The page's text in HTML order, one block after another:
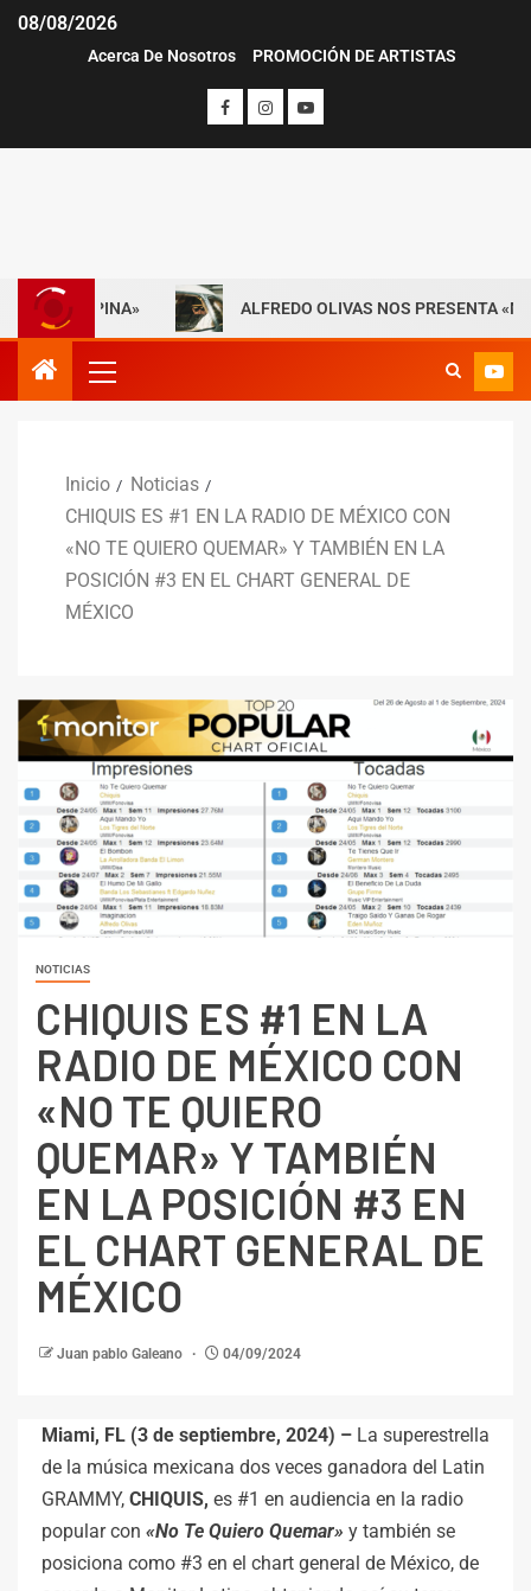
08/08/2026
Acerca De Nosotros PROMOCIÓN DE ARTISTAS
ESPINA» ALFREDO OLIVAS NOS PRESENTA
Inicio
Noticias
CHIQUIS ES #1 EN LA RADIO DE MÉXICO CON
«NO TE QUIERO QUEMAR» Y TAMBIÉN EN LA
POSICIÓN #3 EN EL CHART GENERAL DE
MÉXICO
NOTICIAS
CHIQUIS ES #1 EN LA
RADIO DE MÉXICO CON
«NO TE QUIERO
QUEMAR» Y TAMBIÉN
EN LA POSICIÓN #3 EN
EL CHART GENERAL DE
MÉXICO
Juan pablo Galeano 04/09/2024
Miami, FL (3 de septiembre, 2024) – La superestrella
de la música mexicana dos veces ganadora del Latin
GRAMMY, CHIQUIS, es #1 en audiencia en la radio
popular con «No Te Quiero Quemar» y también se
posiciona como #3 en el chart general de México, de